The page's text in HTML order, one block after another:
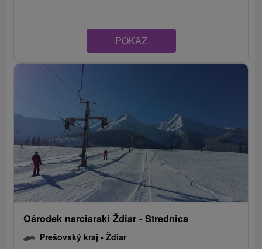
POKAZ
Ośrodek narciarski Ždiar - Strednica
Prešovský kraj -Ždiar